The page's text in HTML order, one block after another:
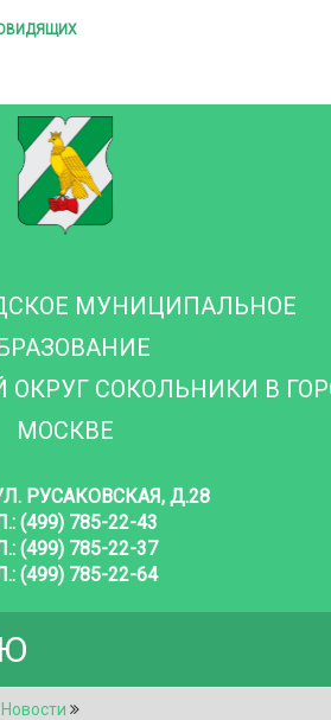
МУНИЦИПАЛЬНОЕ
СОКОЛЬНИКИ В
МОСКВЕ
РУСАКОВСКАЯ, Д.28
(499) 785-22-43
(499) 785-22-37
(499) 785-22-64
Новости